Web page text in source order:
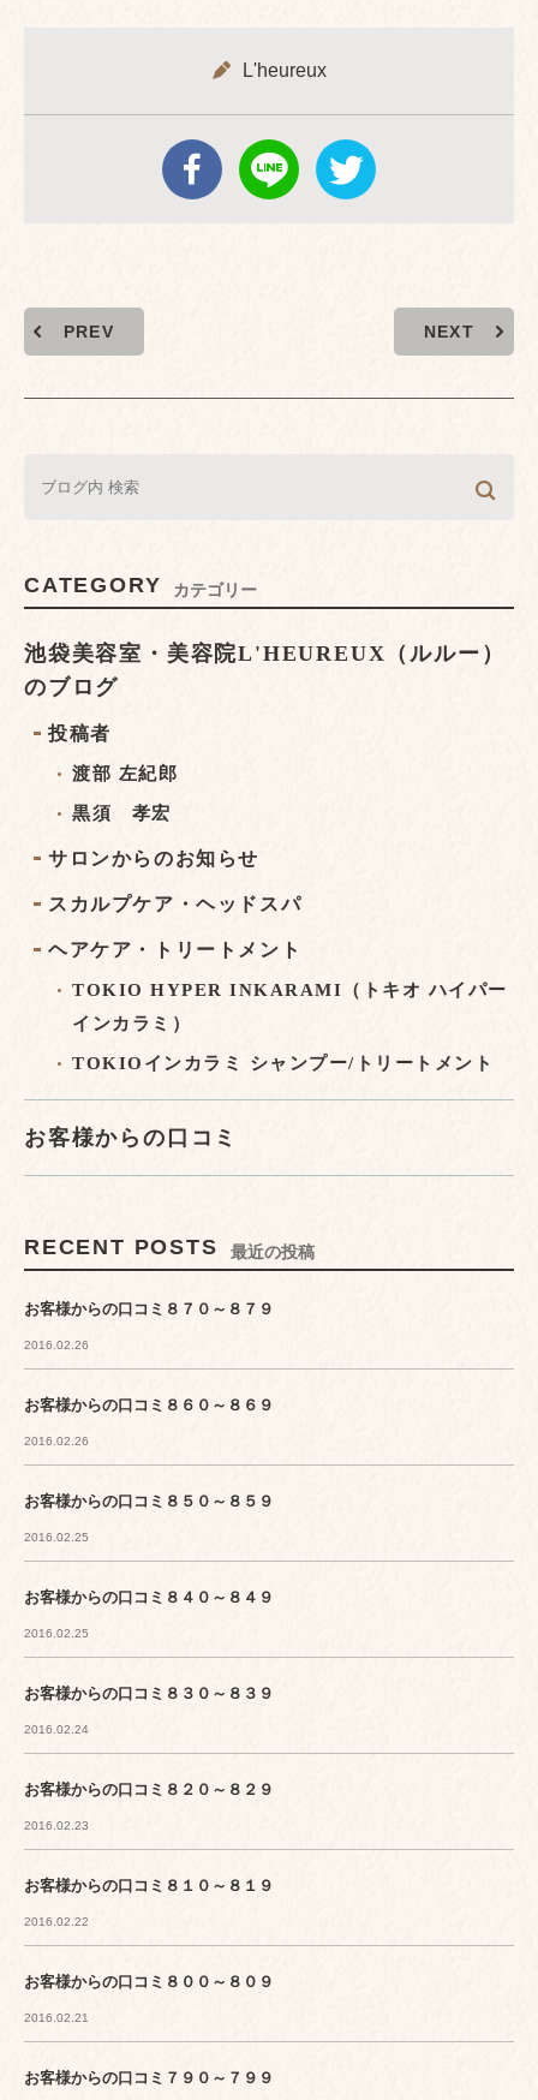
L'heureux
PREV NEXT
CATEGORY カテゴリー
池袋美容室・美容院L'HEUREUX（ルルー）
のブログ
投稿者
渡部 左紀郎
黒須 孝宏
サロンからのお知らせ
スカルプケア・ヘッドスパ
ヘアケア・トリートメント
TOKIO HYPER INKARAMI（トキオ ハイパー
インカラミ）
TOKIOインカラミ シャンプー/トリートメント
お客様からの口コミ
RECENT POSTS 最近の投稿
お客様からの口コミ８７０～８７９
2016.02.26
お客様からの口コミ８６０～８６９
2016.02.26
お客様からの口コミ８５０～８５９
2016.02.25
お客様からの口コミ８４０～８４９
2016.02.25
お客様からの口コミ８３０～８３９
2016.02.24
お客様からの口コミ８２０～８２９
2016.02.23
お客様からの口コミ８１０～８１９
2016.02.22
お客様からの口コミ８００～８０９
2016.02.21
お客様からの口コミ７９０～７９９